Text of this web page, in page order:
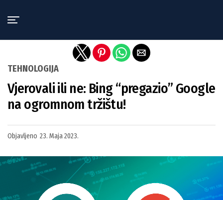
TEHNOLOGIJA
Vjerovali ili ne: Bing “pregazio” Google
na ogromnom tržištu!
Objavljeno 23. Maja 2023.